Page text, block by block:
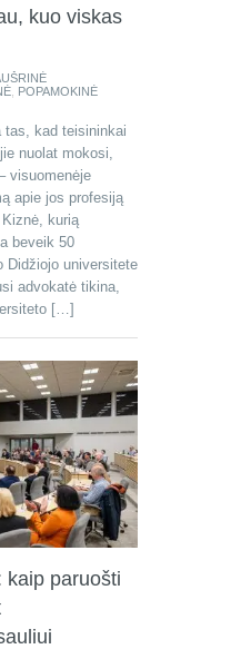
kuo viskas
POPAMOKINĖ
tas, kad teisininkai
nuolat mokosi,
visuomenėje
apie jos profesiją
kurią
beveik 50
Didžiojo universitete
advokatė tikina,
[…]
kaip paruošti